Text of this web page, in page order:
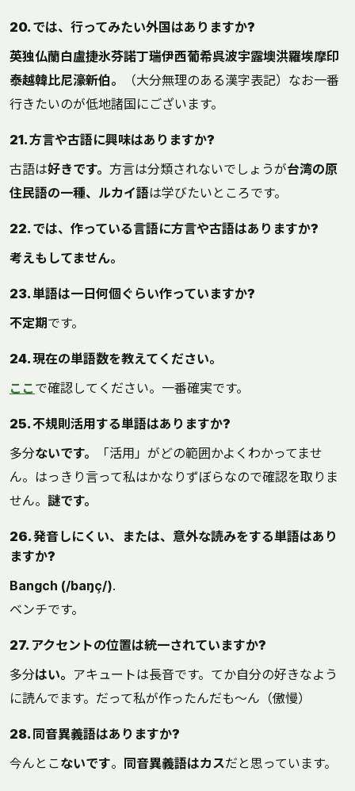
20. では、行ってみたい外国はありますか?
英独仏蘭白盧捷氷芬諾丁瑞伊西葡希呉波宇露墺洪羅埃摩印
泰越韓比尼濠新伯。
（大分無理のある漢字表記）なお一番
行きたいのが低地諸国にございます。
21. 方言や古語に興味はありますか?
古語は好きです。 方言は分類されないでしょうが台湾の原
住民語の一種、ルカイ語は学びたいところです。
22. では、作っている言語に方言や古語はありますか?
考えもしてません。
23. 単語は一日何個ぐらい作っていますか?
不定期です。
24. 現在の単語数を教えてください。
ここ で確認してください。一番確実です。
25. 不規則活用する単語はありますか?
多分ないです。
「活用」がどの範囲かよくわかってませ
ん。はっきり言って私はかなりずぼらなので確認を取りま
せん。 謎です。
26. 発音しにくい、または、意外な読みをする単語はあり
ますか?
Bangch (/baŋç/).
ベンチです。
27. アクセントの位置は統一されていますか?
多分はい。 アキュートは長音です。てか自分の好きなよう
に読んでます。だって私が作ったんだも～ん（傲慢）
28. 同音異義語はありますか?
今んとこないです。 同音異義語はカスだと思っています。